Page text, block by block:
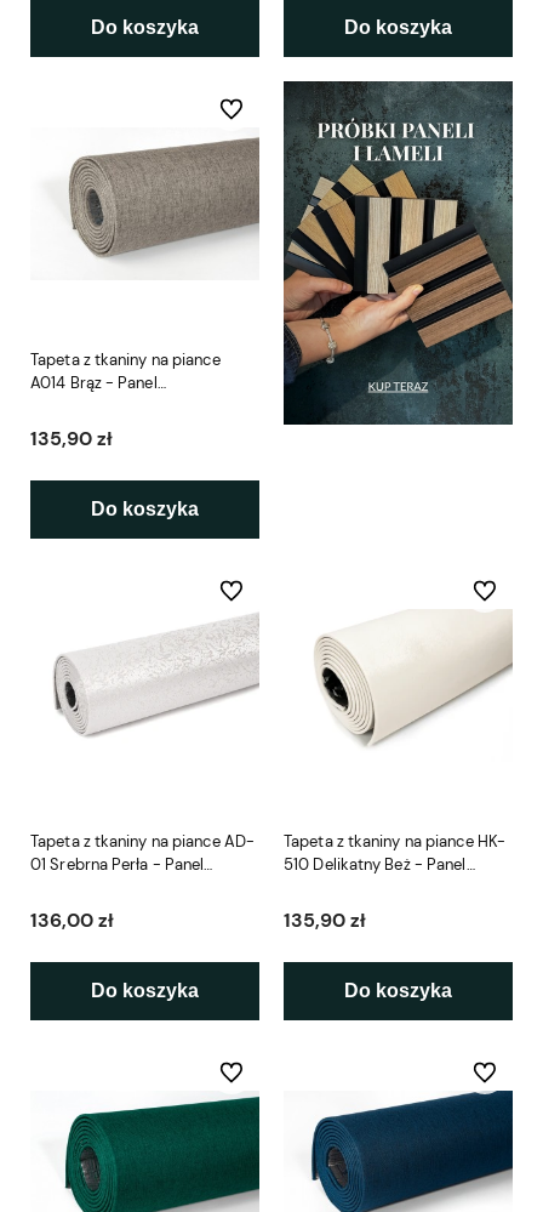
Do koszyka Do koszyka
Tapeta z tkaniny na piance
A014 Brąz - Panel
135,90 zł
Do koszyka
Do ulubionych
Tapeta z tkaniny na piance AD-
01 Srebrna Perła - Panel
136,00 zł
Do koszyka
Do ulubionych
Tapeta z tkaniny na piance HK-
510 Delikatny Beż - Panel
135,90 zł
Do koszyka
Do
Do ulubionych Do